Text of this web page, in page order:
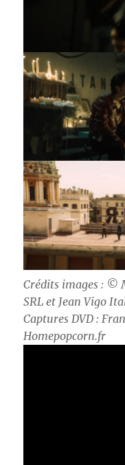
Crédits images : ©
SRL et Jean Vigo
Captures DVD :
Homepopcorn.fr